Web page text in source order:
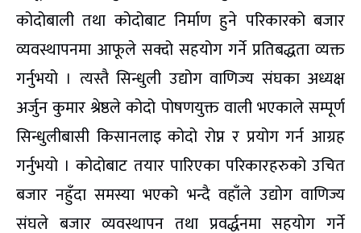
कोदोबाली तथा कोदोबाट निर्माण हुने परिकारको बजार
व्यवस्थापनमा आफूले सक्दो सहयोग गर्ने प्रतिबद्धता व्यक्त
गर्नुभयो । त्यस्तै सिन्धुली उद्योग वाणिज्य संघका अध्यक्ष
अर्जुन कुमार श्रेष्ठले कोदो पोषणयुक्त वाली भएकाले सम्पूर्ण
सिन्धुलीबासी किसानलाइ कोदो रोप्न र प्रयोग गर्न आग्रह
गर्नुभयो । कोदोबाट तयार पारिएका परिकारहरुको उचित
बजार नहुँदा समस्या भएको भन्दै वहाँले उद्योग वाणिज्य
संघले बजार व्यवस्थापन तथा प्रवर्द्धनमा सहयोग गर्ने